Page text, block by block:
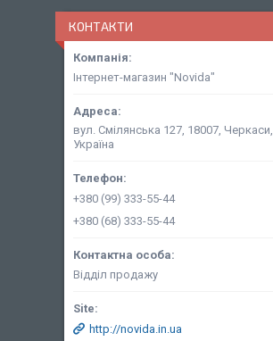
КОНТАКТИ
Інтернет-магазин "Novida"
вул. Смілянська 127, 18007, Черкаси,
Україна
+380 (99) 333-55-44
+380 (68) 333-55-44
Відділ продажу
http://novida.in.ua